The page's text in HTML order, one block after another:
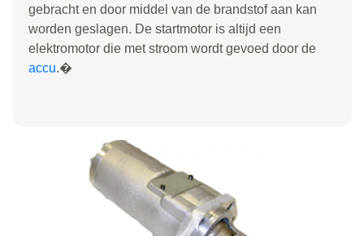
gebracht en door middel van de brandstof aan kan
worden geslagen. De startmotor is altijd een
elektromotor die met stroom wordt gevoed door de
accu.�